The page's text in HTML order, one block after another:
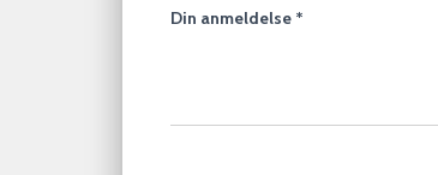
Din anmeldelse *